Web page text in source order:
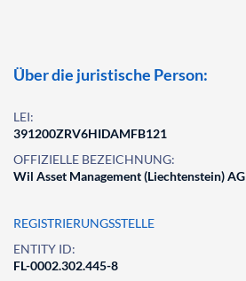
Über die juristische Person:
LEI:
391200ZRV6HIDAMFB121
OFFIZIELLE BEZEICHNUNG:
Wil Asset Management (Liechtenstein) AG
REGISTRIERUNGSSTELLE
ENTITY ID:
FL-0002.302.445-8